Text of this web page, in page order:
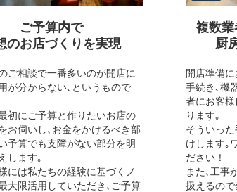
ご予算内で
のお店づくりを実現
ご相談で一番多いのが開店に
が分からない､というもので
初にご予算と作りたいお店の
お伺いし､お金をかけるべき部
予算でも支障がない部分を明
します｡
には私たちの経験に基づくノ
大限活用していただき､ご予算
複数業
厨
開店準備
手続き､機
者にお客
ります｡
そういっ
けします｡
ださい！
また､工事
扱えるの